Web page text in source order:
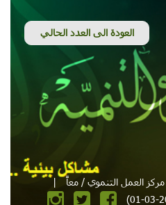
العمل التنموي / معاً
|